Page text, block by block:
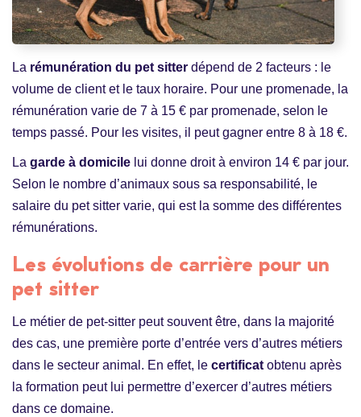
La rémunération du pet sitter dépend de 2 facteurs : le
volume de client et le taux horaire. Pour une promenade, la
rémunération varie de 7 à 15 € par promenade, selon le
temps passé. Pour les visites, il peut gagner entre 8 à 18 €.
La garde à domicile lui donne droit à environ 14 € par jour.
Selon le nombre d’animaux sous sa responsabilité, le
salaire du pet sitter varie, qui est la somme des différentes
rémunérations.
Les évolutions de carrière pour un
pet sitter
Le métier de pet-sitter peut souvent être, dans la majorité
des cas, une première porte d’entrée vers d’autres métiers
dans le secteur animal. En effet, le certificat obtenu après
la formation peut lui permettre d’exercer d’autres métiers
dans ce domaine.